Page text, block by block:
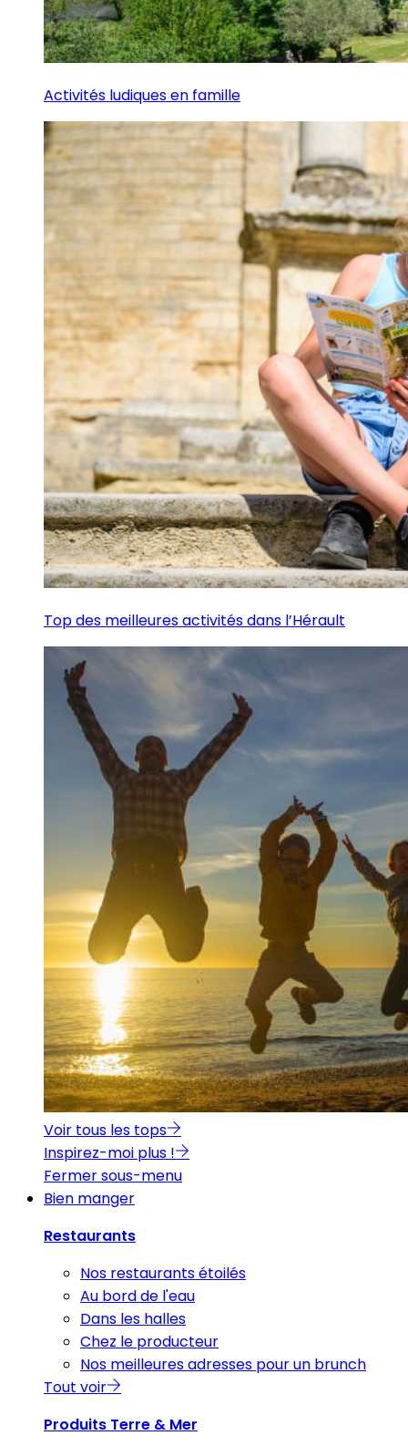
Activités ludiques en famille
Top des meilleures activités dans l’Hérault
Voir tous les tops
Inspirez-moi plus !
Fermer sous-menu
Bien manger
Restaurants
Nos restaurants étoilés
Au bord de l'eau
Dans les halles
Chez le producteur
Nos meilleures adresses pour un brunch
Tout voir
Produits Terre & Mer